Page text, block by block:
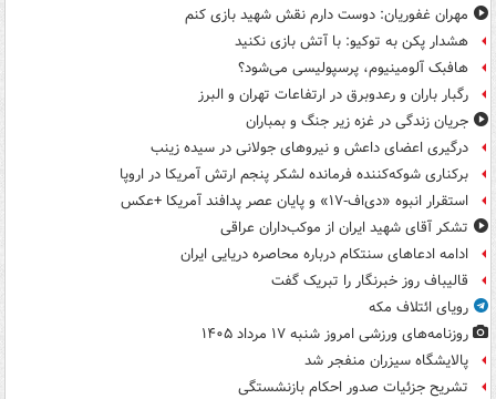
مهران غفوریان: دوست دارم نقش شهید بازی کنم
هشدار پکن به توکیو: با آتش بازی نکنید
هافبک آلومینیوم، پرسپولیسی می‌شود؟
رگبار باران و رعدوبرق در ارتفاعات تهران و البرز
جریان زندگی در غزه زیر جنگ و بمباران
درگیری اعضای داعش و نیروهای جولانی در سیده زینب
برکناری شوکه‌کننده فرمانده لشکر پنجم ارتش آمریکا در اروپا
استقرار انبوه «دی‌اف‑۱۷» و پایان عصر پدافند آمریکا +عکس
تشکر آقای شهید ایران از موکب‌داران عراقی
ادامه ادعاهای سنتکام درباره محاصره دریایی ایران
قالیباف روز خبرنگار را تبریک گفت
رویای ائتلاف مکه
روزنامه‌های ورزشی امروز ‌شنبه ۱۷ مرداد ۱۴۰۵
پالایشگاه سیزران منفجر شد
تشریح جزئیات صدور احکام بازنشستگی